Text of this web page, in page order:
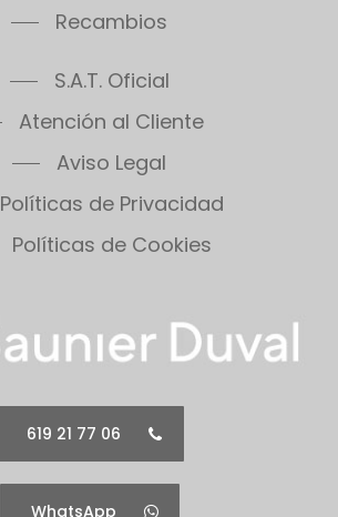
Recambios
S.A.T. Oficial
Atención al Cliente
Aviso Legal
Políticas de Privacidad
Políticas de Cookies
619 21 77 06
WhatsApp